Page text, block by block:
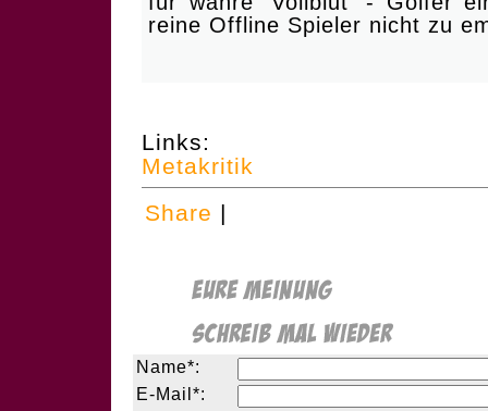
reine Offline Spieler nicht zu
Links:
Metakritik
Share |
Name*:
E-Mail*: